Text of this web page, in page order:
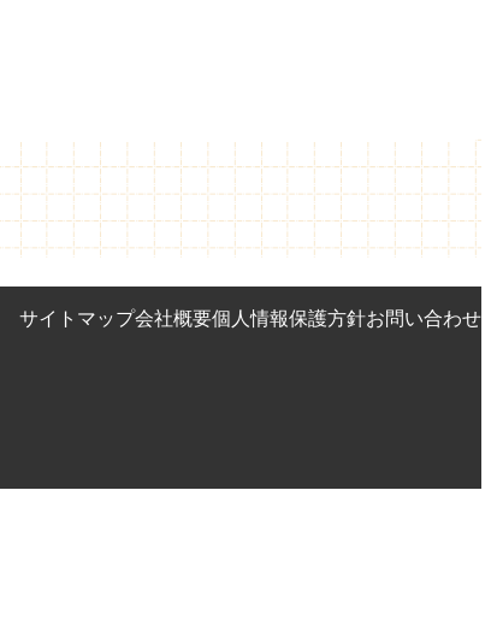
サイトマップ会社概要個人情報保護方針お問い合わせ